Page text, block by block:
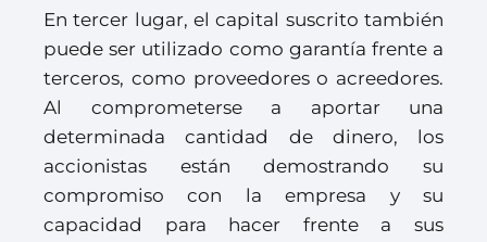
En tercer lugar, el capital suscrito también
puede ser utilizado como garantía frente a
terceros, como proveedores o acreedores.
Al comprometerse a aportar una
determinada cantidad de dinero, los
accionistas están demostrando su
compromiso con la empresa y su
capacidad para hacer frente a sus